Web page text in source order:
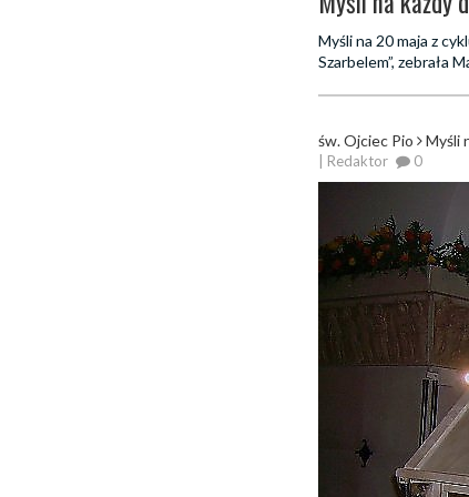
Myśli na 20 maja z
Szarbelem”, zebrała
św. Ojciec Pio Myśli
| Redaktor 0